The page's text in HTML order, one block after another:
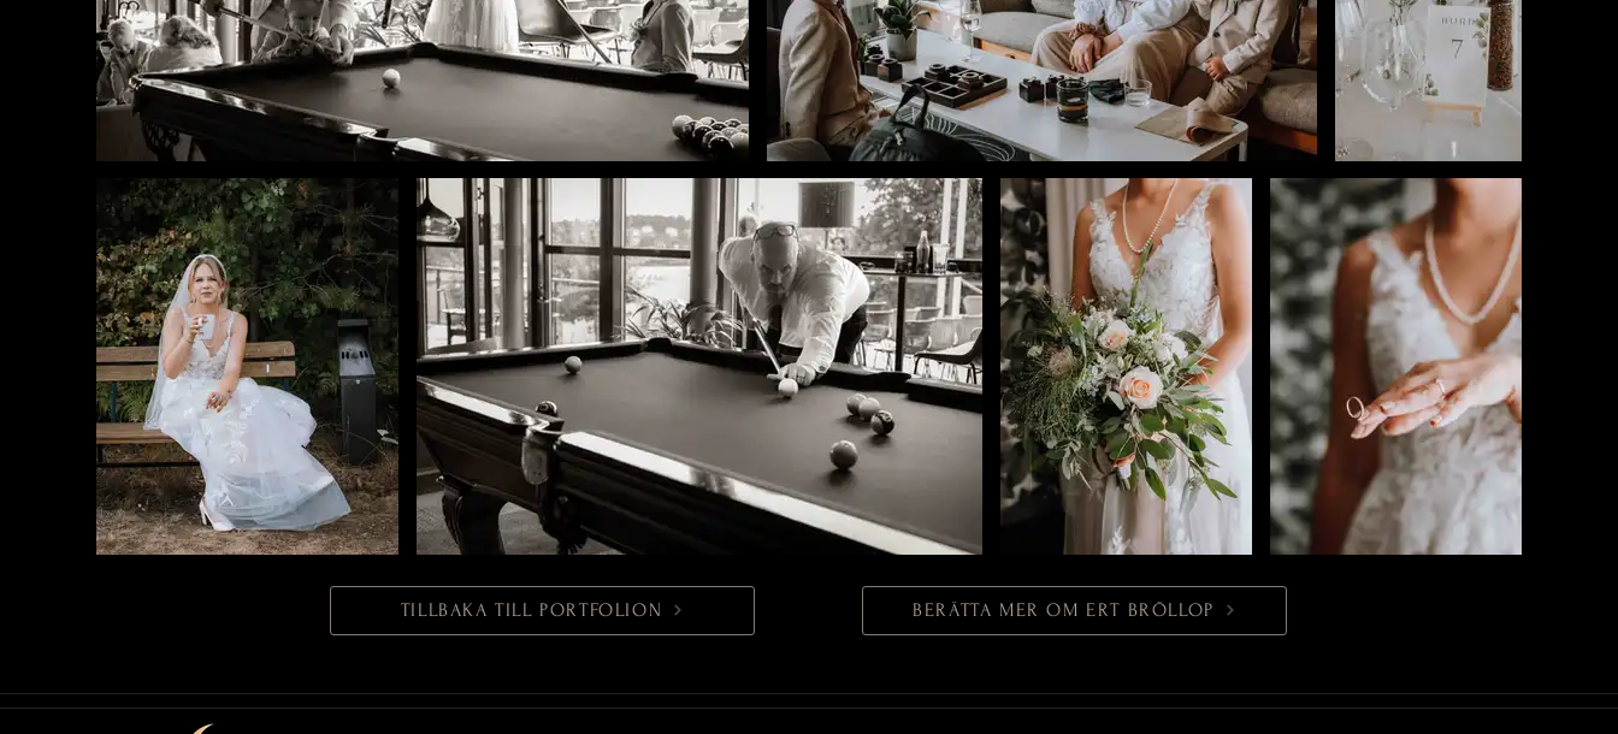
TILLBAKA TILL PORTFOLION BERÄTTA MER OM ERT BRÖLLOP